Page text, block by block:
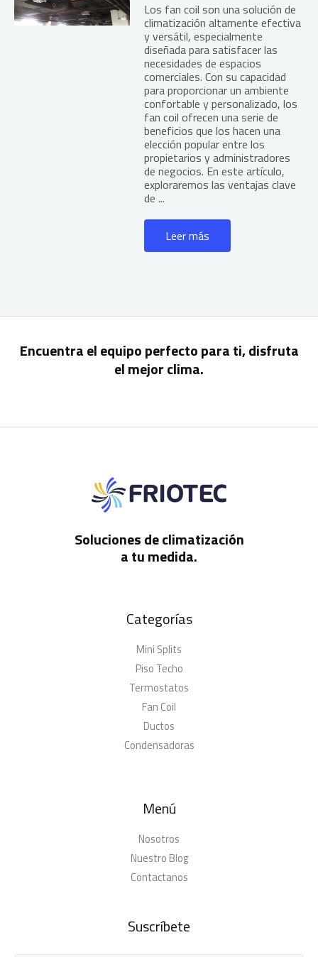
Los fan coil son una solución de
climatización altamente efectiva
y versátil, especialmente
diseñada para satisfacer las
necesidades de espacios
comerciales. Con su capacidad
para proporcionar un ambiente
confortable y personalizado, los
fan coil ofrecen una serie de
beneficios que los hacen una
elección popular entre los
propietarios y administradores
de negocios. En este artículo,
exploraremos las ventajas clave
de ...
Leer más
Encuentra el equipo perfecto para ti, disfruta
el mejor clima.
Soluciones de climatización
a tu medida.
Categorías
Mini Splits
Piso Techo
Termostatos
Fan Coil
Ductos
Condensadoras
Menú
Nosotros
Nuestro Blog
Contactanos
Suscríbete